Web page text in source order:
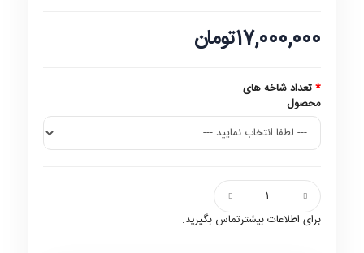
17,000,000تومان
تعداد شاخه های
محصول
برای اطلاعات بیشترتماس بگیرید.